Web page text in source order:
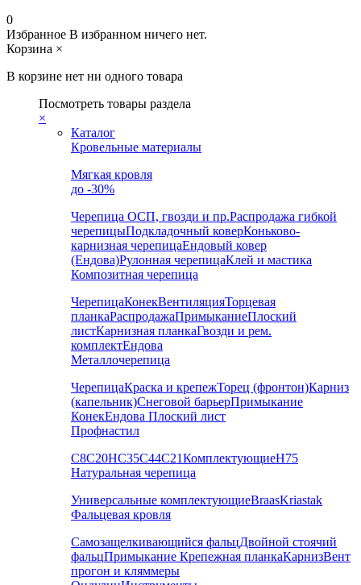
0
Избранное В избранном ничего нет.
Корзина ×
В корзине нет ни одного товара
Посмотреть товары раздела
×
Каталог
Кровельные материалы
Мягкая кровля
до -30%
Черепица ОСП, гвозди и пр.Распродажа гибкой
черепицыПодкладочный коверКоньково-
карнизная черепицаЕндовый ковер
(Ендова)Рулонная черепицаКлей и мастика
Композитная черепица
ЧерепицаКонекВентиляцияТорцевая
планкаРаспродажаПримыканиеПлоский
листКарнизная планкаГвозди и рем.
комплектЕндова
Металлочерепица
ЧерепицаКраска и крепежТорец (фронтон)Карниз
(капельник)Снеговой барьерПримыкание
КонекЕндова Плоский лист
Профнастил
С8С20НС35С44С21КомплектующиеН75
Натуральная черепица
Универсальные комплектующиеBraasKriastak
Фальцевая кровля
Самозащелкивающийся фальцДвойной стоячий
фальцПримыкание Крепежная планкаКарнизВент
прогон и кляммеры